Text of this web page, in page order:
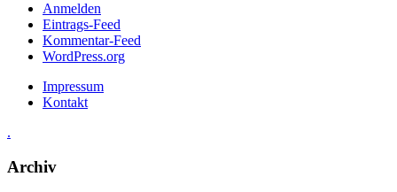
Anmelden
Eintrags-Feed
Kommentar-Feed
WordPress.org
Impressum
Kontakt
.
Archiv